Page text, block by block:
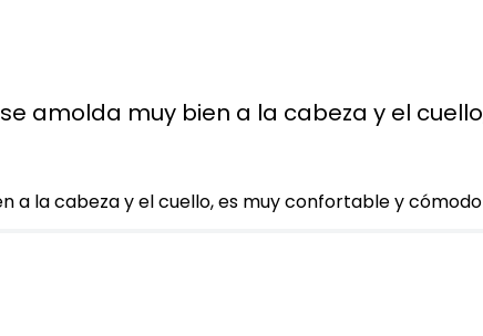
amolda muy bien a la cabeza y el
a la cabeza y el cuello, es muy confortable y